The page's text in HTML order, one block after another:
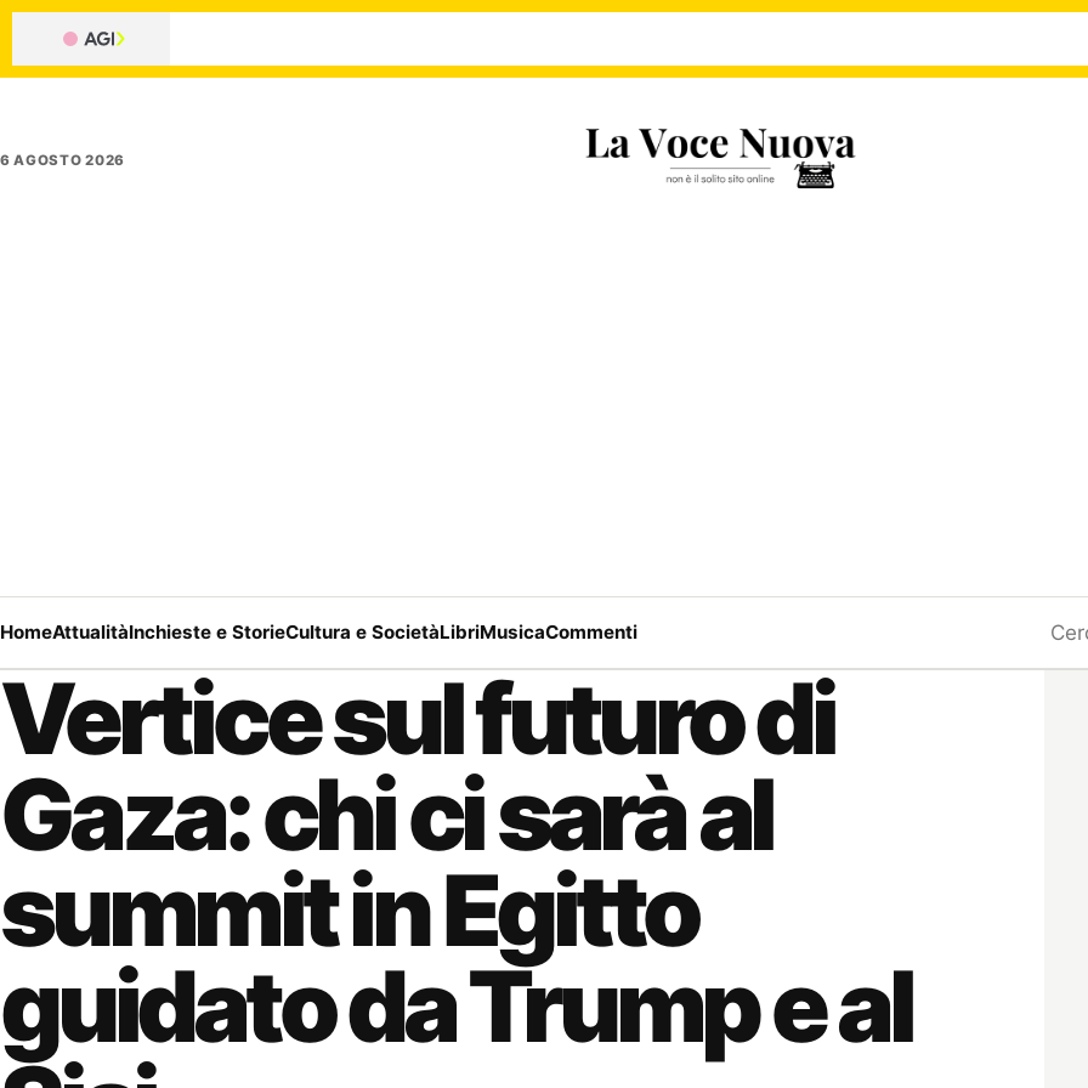
6 AGOSTO 2026
HomeAttualitàInchieste e StorieCultura e SocietàLibriMusicaCommenti
Vertice sul futuro di
Gaza: chi ci sarà al
summit in Egitto
guidato da Trump e al